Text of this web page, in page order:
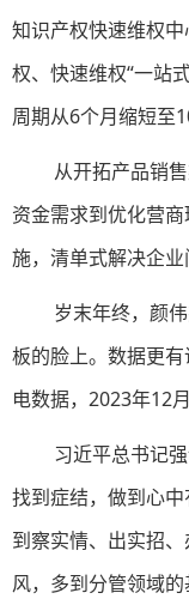
知识产权快速维权
权、快速维权“一站
周期从6个月缩短至
从开拓产品销
资金需求到优化营
施，清单式解决企业
岁末年终，颜
板的脸上。数据更
电数据，2023年12
习近平总书记
找到症结，做到心
到察实情、出实招
风，多到分管领域